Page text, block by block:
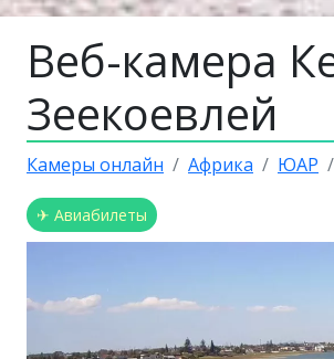
Веб-камера
Зеекоевлей
Камеры онлайн Африка ЮАР
✈ Авиабилеты